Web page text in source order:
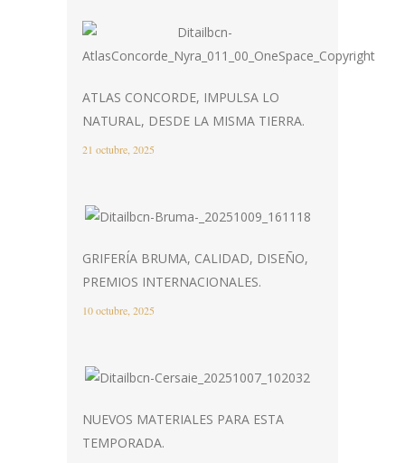
ATLAS CONCORDE, IMPULSA LO
NATURAL, DESDE LA MISMA TIERRA.
21 octubre, 2025
GRIFERÍA BRUMA, CALIDAD, DISEÑO,
PREMIOS INTERNACIONALES.
10 octubre, 2025
NUEVOS MATERIALES PARA ESTA
TEMPORADA.